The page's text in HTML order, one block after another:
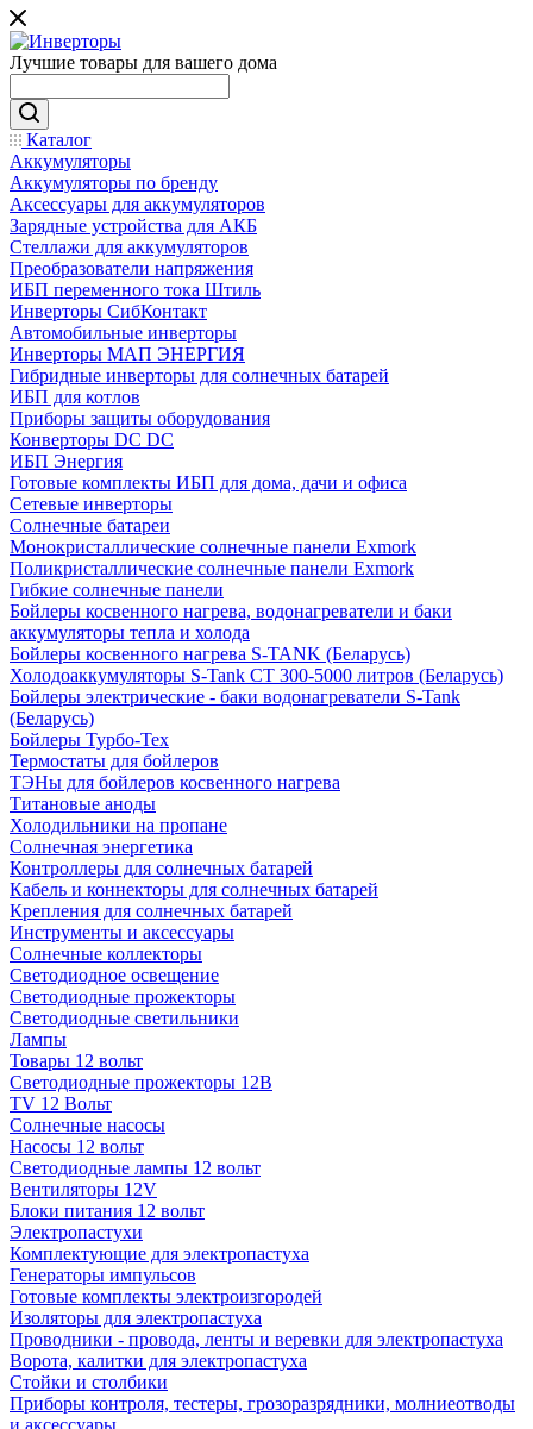
Лучшие товары для вашего дома
Каталог
Аккумуляторы
Аккумуляторы по бренду
Аксессуары для аккумуляторов
Зарядные устройства для АКБ
Стеллажи для аккумуляторов
Преобразователи напряжения
ИБП переменного тока Штиль
Инверторы СибКонтакт
Автомобильные инверторы
Инверторы МАП ЭНЕРГИЯ
Гибридные инверторы для солнечных батарей
ИБП для котлов
Приборы защиты оборудования
Конверторы DC DC
ИБП Энергия
Готовые комплекты ИБП для дома, дачи и офиса
Сетевые инверторы
Солнечные батареи
Монокристаллические солнечные панели Exmork
Поликристаллические солнечные панели Exmork
Гибкие солнечные панели
Бойлеры косвенного нагрева, водонагреватели и баки
аккумуляторы тепла и холода
Бойлеры косвенного нагрева S-TANK (Беларусь)
Холодоаккумуляторы S-Tank СТ 300-5000 литров (Беларусь)
Бойлеры электрические - баки водонагреватели S-Tank
(Беларусь)
Бойлеры Турбо-Тех
Термостаты для бойлеров
ТЭНы для бойлеров косвенного нагрева
Титановые аноды
Холодильники на пропане
Солнечная энергетика
Контроллеры для солнечных батарей
Кабель и коннекторы для солнечных батарей
Крепления для солнечных батарей
Инструменты и аксессуары
Солнечные коллекторы
Светодиодное освещение
Светодиодные прожекторы
Светодиодные светильники
Лампы
Товары 12 вольт
Светодиодные прожекторы 12В
TV 12 Вольт
Солнечные насосы
Насосы 12 вольт
Светодиодные лампы 12 вольт
Вентиляторы 12V
Блоки питания 12 вольт
Электропастухи
Комплектующие для электропастуха
Генераторы импульсов
Готовые комплекты электроизгородей
Изоляторы для электропастуха
Проводники - провода, ленты и веревки для электропастуха
Ворота, калитки для электропастуха
Стойки и столбики
Приборы контроля, тестеры, грозоразрядники, молниеотводы
и аксессуары